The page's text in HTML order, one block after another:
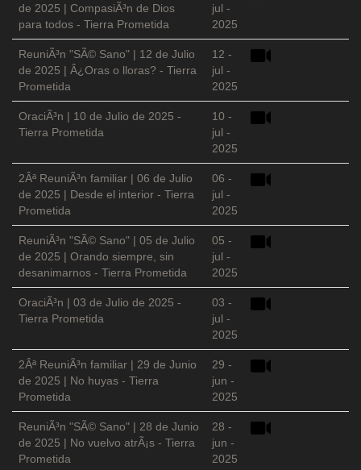
de 2025 | CompasiÃ³n de Dios
para todos - Tierra Prometida
jul -
2025
ReuniÃ³n "SÃ© Sano" | 12 de Julio
de 2025 | Â¿Oras o lloras? - Tierra
Prometida
12 -
jul -
2025
OraciÃ³n | 10 de Julio de 2025 -
Tierra Prometida
10 -
jul -
2025
2Âª ReuniÃ³n familiar | 06 de Julio
de 2025 | Desde el interior - Tierra
Prometida
06 -
jul -
2025
ReuniÃ³n "SÃ© Sano" | 05 de Julio
de 2025 | Orando siempre, sin
desanimarnos - Tierra Prometida
05 -
jul -
2025
OraciÃ³n | 03 de Julio de 2025 -
Tierra Prometida
03 -
jul -
2025
2Âª ReuniÃ³n familiar | 29 de Junio
de 2025 | No huyas - Tierra
Prometida
29 -
jun -
2025
ReuniÃ³n "SÃ© Sano" | 28 de Junio
de 2025 | No vuelvo atrÃ¡s - Tierra
Prometida
28 -
jun -
2025